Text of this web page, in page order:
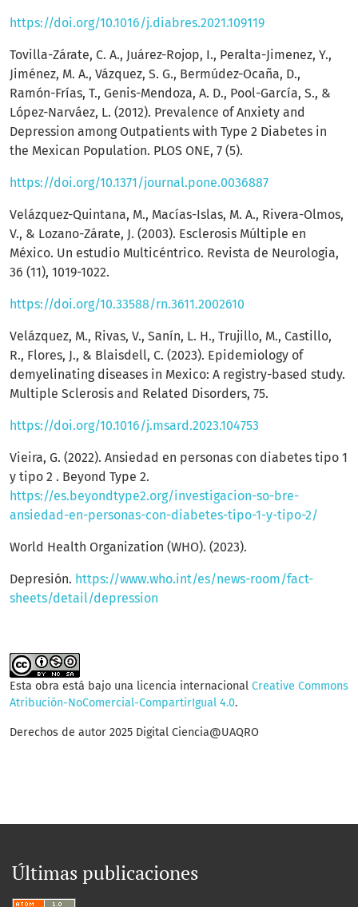
https://doi.org/10.1016/j.diabres.2021.109119
Tovilla-Zárate, C. A., Juárez-Rojop, I., Peralta-Jimenez, Y.,
Jiménez, M. A., Vázquez, S. G., Bermúdez-Ocaña, D.,
Ramón-Frías, T., Genis-Mendoza, A. D., Pool-García, S., &
López-Narváez, L. (2012). Prevalence of Anxiety and
Depression among Outpatients with Type 2 Diabetes in
the Mexican Population. PLOS ONE, 7 (5).
https://doi.org/10.1371/journal.pone.0036887
Velázquez-Quintana, M., Macías-Islas, M. A., Rivera-Olmos,
V., & Lozano-Zárate, J. (2003). Esclerosis Múltiple en
México. Un estudio Multicéntrico. Revista de Neurologia,
36 (11), 1019-1022.
https://doi.org/10.33588/rn.3611.2002610
Velázquez, M., Rivas, V., Sanín, L. H., Trujillo, M., Castillo,
R., Flores, J., & Blaisdell, C. (2023). Epidemiology of
demyelinating diseases in Mexico: A registry-based study.
Multiple Sclerosis and Related Disorders, 75.
https://doi.org/10.1016/j.msard.2023.104753
Vieira, G. (2022). Ansiedad en personas con diabetes tipo 1
y tipo 2 . Beyond Type 2.
https://es.beyondtype2.org/investigacion-so-bre-
ansiedad-en-personas-con-diabetes-tipo-1-y-tipo-2/
World Health Organization (WHO). (2023).
Depresión. https://www.who.int/es/news-room/fact-
sheets/detail/depression
Esta obra está bajo una licencia internacional Creative Commons
Atribución-NoComercial-CompartirIgual 4.0.
Derechos de autor 2025 Digital Ciencia@UAQRO
Últimas publicaciones